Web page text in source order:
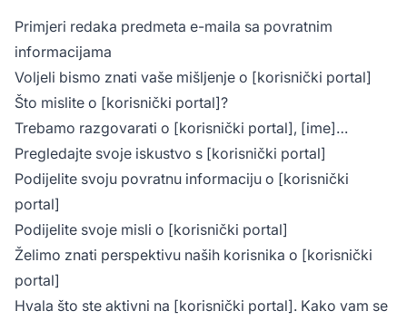
Primjeri redaka predmeta e-maila sa povratnim
informacijama
Voljeli bismo znati vaše mišljenje o [korisnički portal]
Što mislite o [korisnički portal]?
Trebamo razgovarati o [korisnički portal], [ime]…
Pregledajte svoje iskustvo s [korisnički portal]
Podijelite svoju povratnu informaciju o [korisnički
portal]
Podijelite svoje misli o [korisnički portal]
Želimo znati perspektivu naših korisnika o [korisnički
portal]
Hvala što ste aktivni na [korisnički portal]. Kako vam se